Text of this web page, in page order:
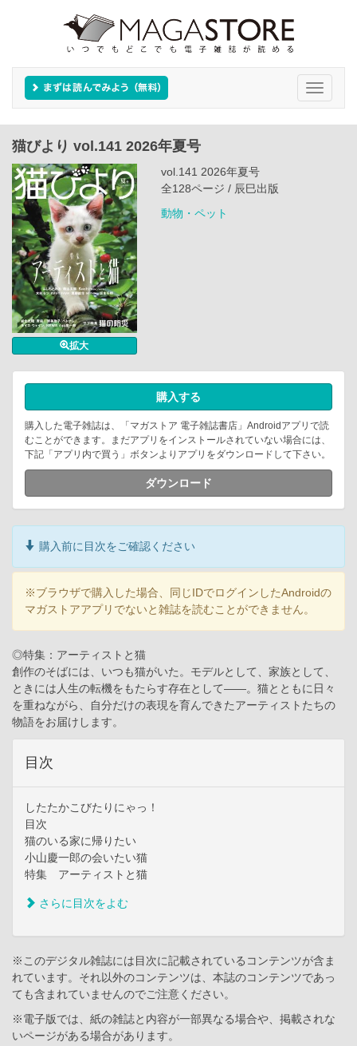
Toggle
猫びより vol.141 2026年夏号
拡大
vol.141 2026年夏号
全128ページ / 辰巳出版
動物・ペット
購入する
購入した電子雑誌は、「マガストア 電子雑誌書店」Androidアプリで読
むことができます。まだアプリをインストールされていない場合には、
下記「アプリ内で買う」ボタンよりアプリをダウンロードして下さい。
ダウンロード
購入前に目次をご確認ください
※ブラウザで購入した場合、同じIDでログインしたAndroidの
マガストアアプリでないと雑誌を読むことができません。
◎特集：アーティストと猫
創作のそばには、いつも猫がいた。モデルとして、家族として、
ときには人生の転機をもたらす存在として――。猫とともに日々
を重ねながら、自分だけの表現を育んできたアーティストたちの
物語をお届けします。
目次
したたかこびたりにゃっ！
目次
猫のいる家に帰りたい
小山慶一郎の会いたい猫
特集 アーティストと猫
さらに目次をよむ
※このデジタル雑誌には目次に記載されているコンテンツが含ま
れています。それ以外のコンテンツは、本誌のコンテンツであっ
ても含まれていませんのでご注意ください。
※電子版では、紙の雑誌と内容が一部異なる場合や、掲載されな
いページがある場合があります。